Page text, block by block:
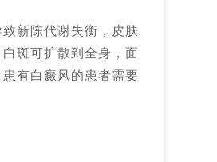
新陈代谢失衡，皮肤
斑可扩散到全身，面
有白癜风的患者需要